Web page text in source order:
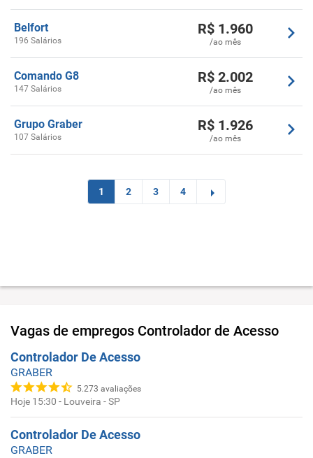
Belfort
196 Salários
R$1.960
/ao mês
Comando G8
147 Salários
R$2.002
/ao mês
Grupo Graber
107 Salários
R$1.926
/ao mês
1 2 3 4
Vagas de empregos Controlador de Acesso
Controlador De Acesso
GRABER
5.273 avaliações
Hoje 15:30 - Louveira - SP
Controlador De Acesso
GRABER